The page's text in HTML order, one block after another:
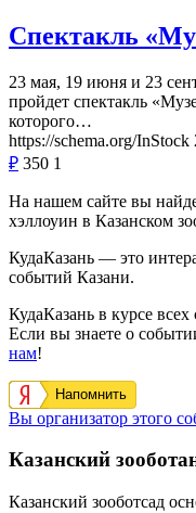
Спектакль
23 мая, 19 июня и 23
пройдет спектакль
которого…
https://schema.org/InStock
₽ 350 1
На нашем сайте вы
хэллоуин в Казанском
КудаКазань — это
событий Казани.
КудаКазань в курсе
Если вы знаете о
нам!
Напомнить
Вы организатор этого
Казанский
Казанский зооботсад